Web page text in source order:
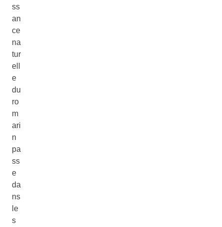
ss
an
ce
na
tur
ell
e
du
ro
m
ari
n
pa
ss
e
da
ns
le
s